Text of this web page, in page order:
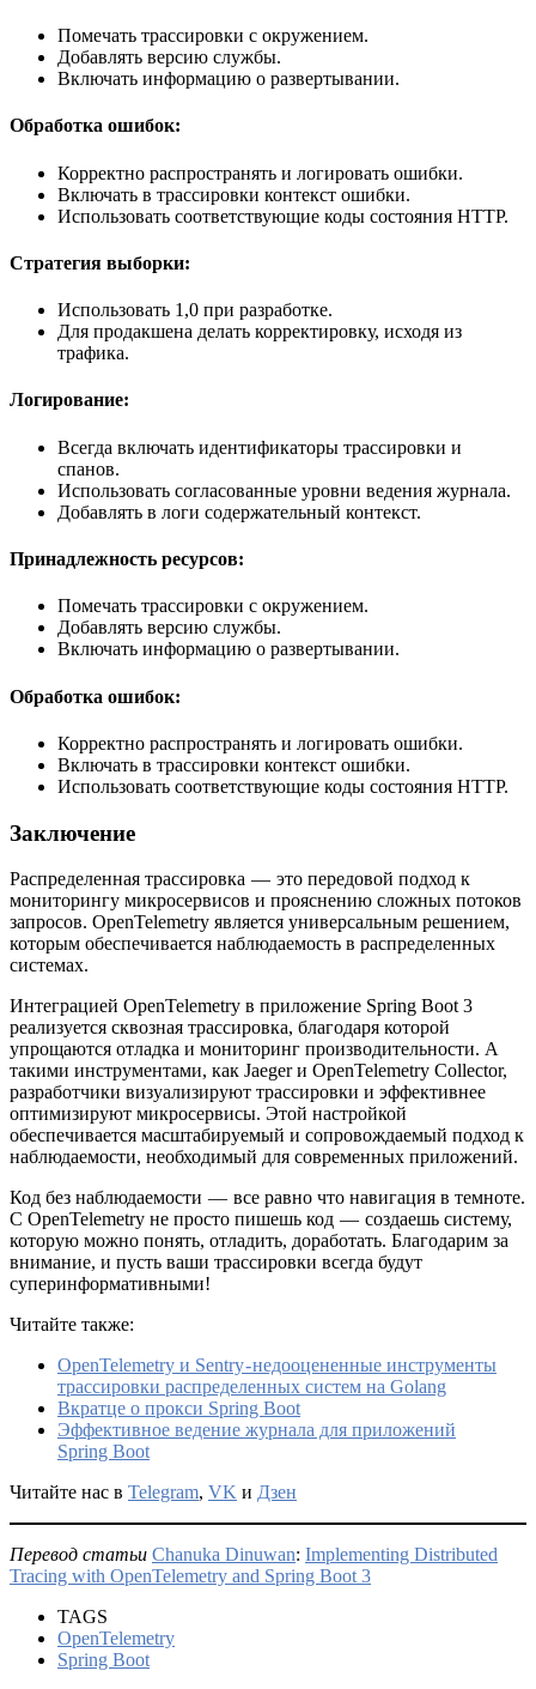
Помечать трассировки с окружением.
Добавлять версию службы.
Включать информацию о развертывании.
Обработка ошибок:
Корректно распространять и логировать ошибки.
Включать в трассировки контекст ошибки.
Использовать соответствующие коды состояния HTTP.
Стратегия выборки:
Использовать 1,0 при разработке.
Для продакшена делать корректировку, исходя из
трафика.
Логирование:
Всегда включать идентификаторы трассировки и
спанов.
Использовать согласованные уровни ведения журнала.
Добавлять в логи содержательный контекст.
Принадлежность ресурсов:
Помечать трассировки с окружением.
Добавлять версию службы.
Включать информацию о развертывании.
Обработка ошибок:
Корректно распространять и логировать ошибки.
Включать в трассировки контекст ошибки.
Использовать соответствующие коды состояния HTTP.
Заключение
Распределенная трассировка — это передовой подход к
мониторингу микросервисов и прояснению сложных потоков
запросов. OpenTelemetry является универсальным решением,
которым обеспечивается наблюдаемость в распределенных
системах.
Интеграцией OpenTelemetry в приложение Spring Boot 3
реализуется сквозная трассировка, благодаря которой
упрощаются отладка и мониторинг производительности. А
такими инструментами, как Jaeger и OpenTelemetry Collector,
разработчики визуализируют трассировки и эффективнее
оптимизируют микросервисы. Этой настройкой
обеспечивается масштабируемый и сопровождаемый подход к
наблюдаемости, необходимый для современных приложений.
Код без наблюдаемости — все равно что навигация в темноте.
С OpenTelemetry не просто пишешь код — создаешь систему,
которую можно понять, отладить, доработать. Благодарим за
внимание, и пусть ваши трассировки всегда будут
суперинформативными!
Читайте также:
OpenTelemetry и Sentry - недооцененные инструменты
трассировки распределенных систем на Golang
Вкратце о прокси Spring Boot
Эффективное ведение журнала для приложений
Spring Boot
Читайте нас в Telegram, VK и Дзен
Перевод статьи Chanuka Dinuwan: Implementing Distributed
Tracing with OpenTelemetry and Spring Boot 3
TAGS
OpenTelemetry
Spring Boot